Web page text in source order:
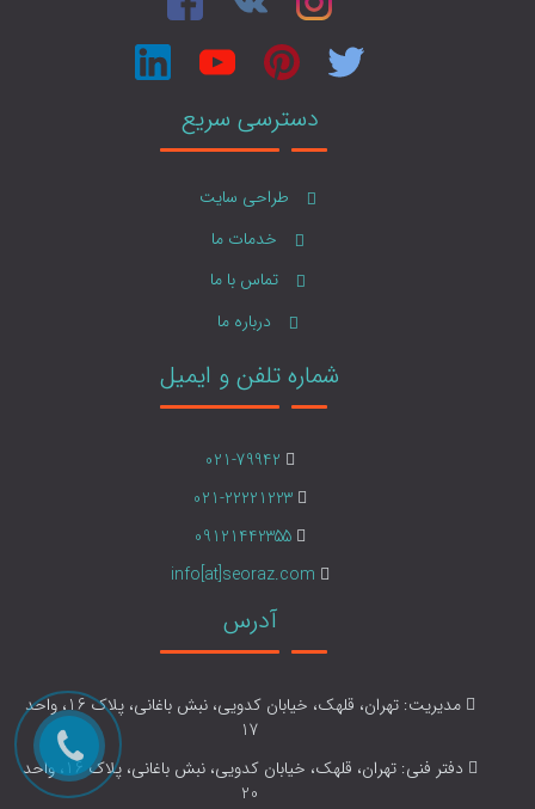
دسترسی سریع
طراحی سایت
خدمات ما
تماس با ما
درباره ما
شماره تلفن و ایمیل
021-79942
021-22221223
09121442355
info[at]seoraz.com
آدرس
مدیریت: تهران، قلهک، خیابان کدویی، نبش باغانی، پلاک 16، واحد
17
دفتر فنی: تهران، قلهک، خیابان کدویی، نبش باغانی، پلاک 16، واحد
20